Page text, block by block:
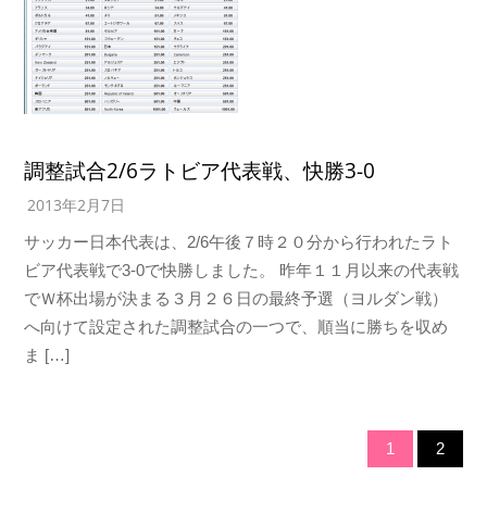
調整試合2/6ラトビア代表戦、快勝3-0
2013年2月7日
サッカー日本代表は、2/6午後７時２０分から行われたラト
ビア代表戦で3-0で快勝しました。 昨年１１月以来の代表戦
でＷ杯出場が決まる３月２６日の最終予選（ヨルダン戦）
へ向けて設定された調整試合の一つで、順当に勝ちを収め
ま […]
1 2